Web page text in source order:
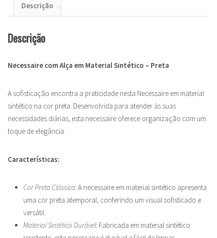
Descrição
Descrição
Necessaire com Alça em Material Sintético – Preta
A sofisticação encontra a praticidade nesta Necessaire em material
sintético na cor preta. Desenvolvida para atender às suas
necessidades diárias, esta necessaire oferece organização com um
toque de elegância.
Características:
Cor Preta Clássica:A necessaire em material sintético apresenta
uma cor preta atemporal, conferindo um visual sofisticado e
versátil.
Material Sintético Durável: Fabricada em material sintético